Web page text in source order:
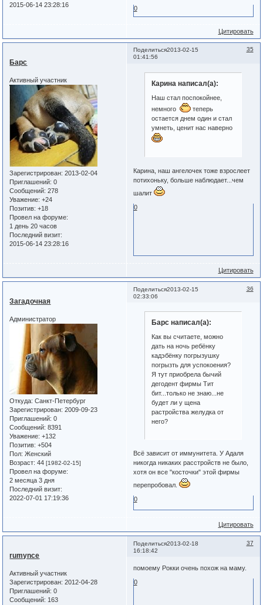
2015-06-14 23:28:16
0
Цитировать
Поделиться 35
2013-02-15
01:41:56
Барс
Активный участник
Зарегистрирован: 2013-02-04
Приглашений: 0
Сообщений: 278
Уважение: +24
Позитив: +18
Провел на форуме:
1 день 20 часов
Последний визит:
2015-06-14 23:28:16
Карина написал(а):
Наш стал поспокойнее,
немного
теперь
остается днем один и стал
умнеть, ценит нас наверно
Карина, наш ангелочек тоже взрослеет
потихоньку, больше наблюдает...чем
шалит
0
Цитировать
Поделиться 36
2013-02-15
02:33:06
Загадочная
Администратор
Откуда: Санкт-Петербург
Зарегистрирован: 2009-09-23
Приглашений: 0
Сообщений: 8391
Уважение: +132
Позитив: +504
Пол: Женский
Возраст: 44[1982-02-15]
Провел на форуме:
2 месяца 3 дня
Последний визит:
2022-07-01 17:19:36
Барс написал(а):
Как вы считаете, можно
дать на ночь ребёнку
кадэбёнку погрызушку
погрызть для успокоения?
Я тут приобрела бычий
дегодент фирмы Тит
бит...только не знаю...не
будет ли у щена
растройства желудка от
него?
Всё зависит от иммунитета. У Адаля
никогда никаких расстройств не было,
хотя он все "косточки" этой фирмы
перепробовал.
0
Цитировать
Поделиться 37
2013-02-18
16:18:42
rumynce
Активный участник
Зарегистрирован: 2012-04-28
Приглашений: 0
Сообщений: 163
помоему Рокки очень похож на маму.
0